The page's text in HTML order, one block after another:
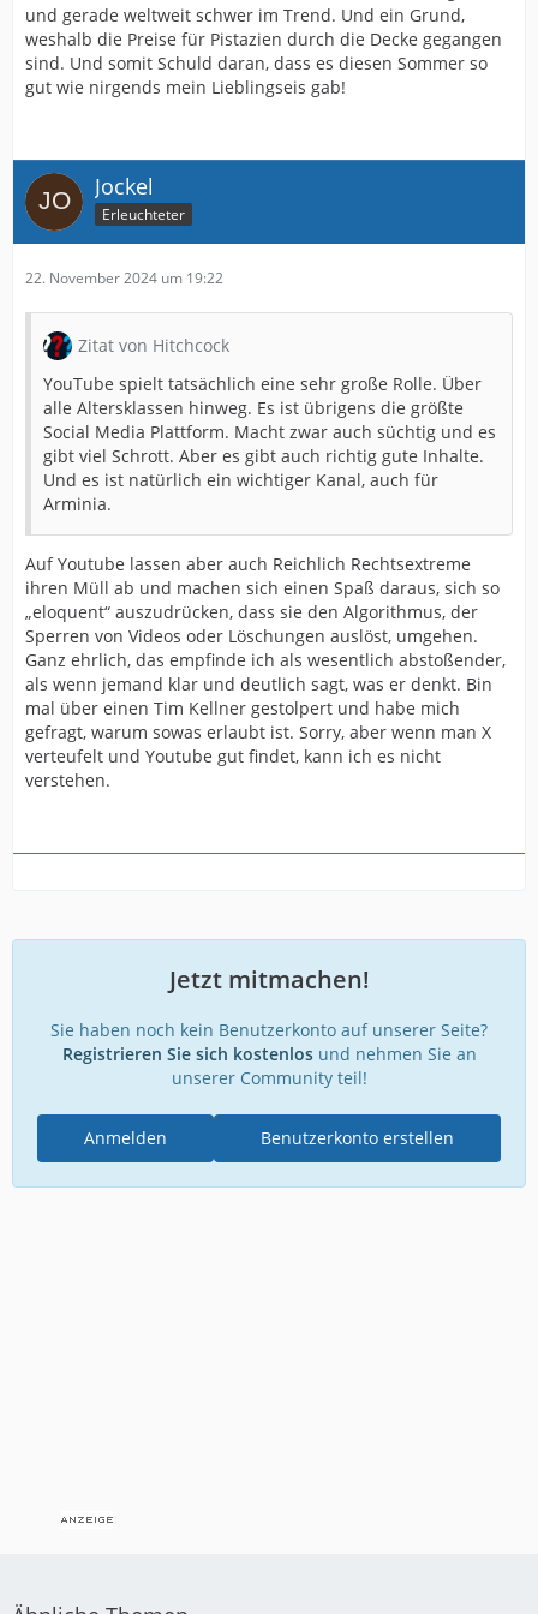
und gerade weltweit schwer im Trend. Und ein Grund,
weshalb die Preise für Pistazien durch die Decke gegangen
sind. Und somit Schuld daran, dass es diesen Sommer so
gut wie nirgends mein Lieblingseis gab!
Jockel
Erleuchteter
22. November 2024 um 19:22
Zitat von Hitchcock
YouTube spielt tatsächlich eine sehr große Rolle. Über
alle Altersklassen hinweg. Es ist übrigens die größte
Social Media Plattform. Macht zwar auch süchtig und es
gibt viel Schrott. Aber es gibt auch richtig gute Inhalte.
Und es ist natürlich ein wichtiger Kanal, auch für
Arminia.
Auf Youtube lassen aber auch Reichlich Rechtsextreme
ihren Müll ab und machen sich einen Spaß daraus, sich so
„eloquent“ auszudrücken, dass sie den Algorithmus, der
Sperren von Videos oder Löschungen auslöst, umgehen.
Ganz ehrlich, das empfinde ich als wesentlich abstoßender,
als wenn jemand klar und deutlich sagt, was er denkt. Bin
mal über einen Tim Kellner gestolpert und habe mich
gefragt, warum sowas erlaubt ist. Sorry, aber wenn man X
verteufelt und Youtube gut findet, kann ich es nicht
verstehen.
Jetzt mitmachen!
Sie haben noch kein Benutzerkonto auf unserer Seite?
Registrieren Sie sich kostenlosund nehmen Sie an
unserer Community teil!
Benutzerkonto erstellen
Anmelden